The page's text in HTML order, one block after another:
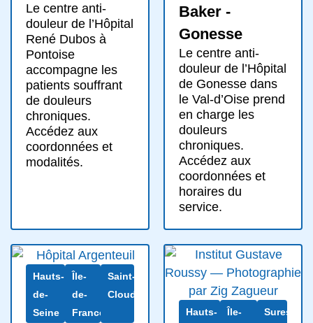
Le centre anti-
douleur de l’Hôpital
René Dubos à
Pontoise
accompagne les
patients souffrant
de douleurs
chroniques.
Accédez aux
coordonnées et
modalités.
Baker -
Gonesse
Le centre anti-
douleur de l’Hôpital
de Gonesse dans
le Val-d’Oise prend
en charge les
douleurs
chroniques.
Accédez aux
coordonnées et
horaires du
service.
Hauts-
de-
Seine
Île-
de-
France
Saint-
Cloud
Hauts-
Île-
Suresnes